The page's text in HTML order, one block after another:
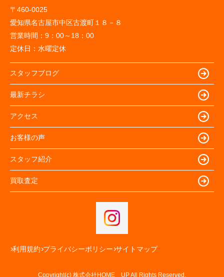
〒460-0025
愛知県名古屋市中区古渡町１８－８
営業時間： 9：00～18：00
定休日： 水曜定休
スタッフブログ
最新チラシ
アクセス
お客様の声
スタッフ紹介
買取査定
利用規約 プライバシーポリシー サイトマップ
Copyright(c) 株式会社HOME UP All Rights Reserved.